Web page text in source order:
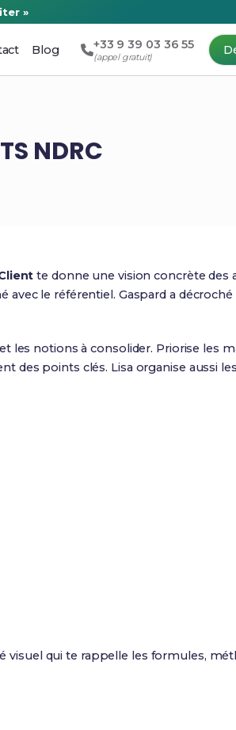
»
Blog +33 9 39 03 36 55
(appel gratuit)
NDRC
te donne une vision concrète des
le référentiel. Gaspard a décroché
les notions à consolider. Priorise les
des points clés. Lisa organise aussi
visuel qui te rappelle les formules,